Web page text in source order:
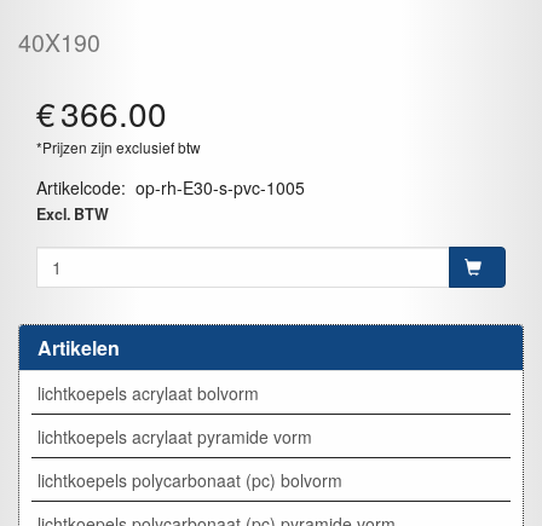
Artikelen
lichtkoepels acrylaat bolvorm
lichtkoepels acrylaat pyramide vorm
lichtkoepels polycarbonaat (pc) bolvorm
40X190
€366.00
*Prijzen zijn exclusief btw
Artikelcode: op-rh-E30-s-pvc-1005
Excl. BTW